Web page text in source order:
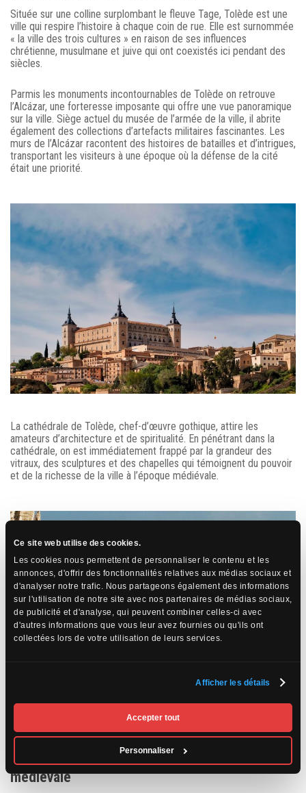
Ce site web utilise des cookies.
Les cookies nous permettent de personnaliser le contenu et les
annonces, d'offrir des fonctionnalités relatives aux médias sociaux et
d'analyser notre trafic. Nous partageons également des informations
sur l'utilisation de notre site avec nos partenaires de médias sociaux,
de publicité et d'analyse, qui peuvent combiner celles-ci avec
d'autres informations que vous leur avez fournies ou qu'ils ont
collectées lors de votre utilisation de leurs services.
Afficher les détails
Accepter tout
Personnaliser
Située sur une colline surplombant le fleuve Tage, Tolède est une
ville qui respire l’histoire à chaque coin de rue. Elle est surnommée
« la ville des trois cultures » en raison de ses influences
chrétienne, musulmane et juive qui ont coexistés ici pendant des
siècles.
Parmis les monuments incontournables de Tolède on retrouve
l’Alcázar, une forteresse imposante qui offre une vue panoramique
sur la ville. Siège actuel du musée de l’armée de la ville, il abrite
également des collections d’artefacts militaires fascinantes. Les
murs de l’Alcázar racontent des histoires de batailles et d’intrigues,
transportant les visiteurs à une époque où la défense de la cité
était une priorité.
La cathédrale de Tolède, chef-d’œuvre gothique, attire les
amateurs d’architecture et de spiritualité. En pénétrant dans la
cathédrale, on est immédiatement frappé par la grandeur des
vitraux, des sculptures et des chapelles qui témoignent du pouvoir
et de la richesse de la ville à l’époque médiévale.
Ségovie : entre héritage romain et architecture
médiévale